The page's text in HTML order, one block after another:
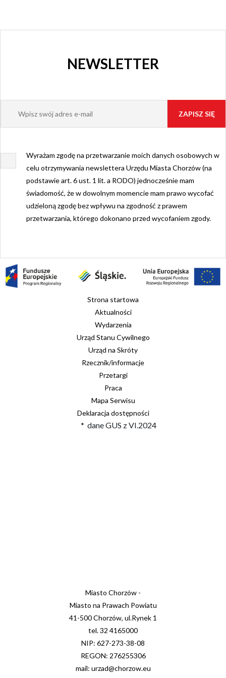
NEWSLETTER
Wyrażam zgodę na przetwarzanie moich danych osobowych w
celu otrzymywania newslettera Urzędu Miasta Chorzów (na
podstawie art. 6 ust. 1 lit. a RODO) jednocześnie mam
świadomość, że w dowolnym momencie mam prawo wycofać
udzieloną zgodę bez wpływu na zgodność z prawem
przetwarzania, którego dokonano przed wycofaniem zgody.
Strona startowa
Aktualności
Wydarzenia
Urząd Stanu Cywilnego
Urząd na Skróty
Rzecznik/informacje
Przetargi
Praca
Mapa Serwisu
Deklaracja dostępności
* dane GUS z VI.2024
Miasto Chorzów -
Miasto na Prawach Powiatu
41-500 Chorzów, ul.Rynek 1
tel. 32 4165000
NIP: 627-273-38-08
REGON: 276255306
mail: urzad@chorzow.eu